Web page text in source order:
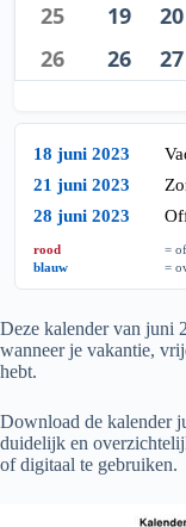
25
19 20
26
26 27
18 juni 2023
21 juni 2023
28 juni 2023
rood
=
blauw
=
Deze kalender van juni
wanneer je vakantie,
hebt.
Download de kalender
duidelijk en
of digitaal te gebruiken.